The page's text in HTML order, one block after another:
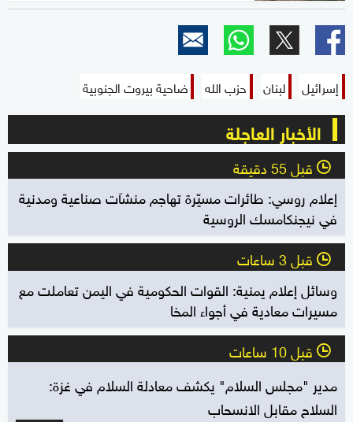
إسرائيل لبنان حزب الله ضاحية بيروت الجنوبية
الأخبار العاجلة
l قبل 55 دقيقة
إعلام روسي: طائرات مسيّرة تهاجم منشآت صناعية ومدنية
في نيجنكامسك الروسية
l قبل 3 ساعات
وسائل إعلام يمنية: القوات الحكومية في اليمن تعاملت مع
مسيرات معادية في أجواء المخا
l قبل 10 ساعات
مدير "مجلس السلام" يكشف معادلة السلام في غزة:
السلاح مقابل الانسحاب